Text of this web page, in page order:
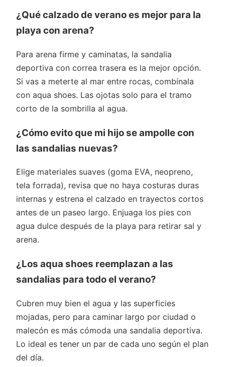
¿Qué calzado de verano es mejor para la
playa con arena?
Para arena firme y caminatas, la sandalia
deportiva con correa trasera es la mejor opción.
Si vas a meterte al mar entre rocas, combínala
con aqua shoes. Las ojotas solo para el tramo
corto de la sombrilla al agua.
¿Cómo evito que mi hijo se ampolle con
las sandalias nuevas?
Elige materiales suaves (goma EVA, neopreno,
tela forrada), revisa que no haya costuras duras
internas y estrena el calzado en trayectos cortos
antes de un paseo largo. Enjuaga los pies con
agua dulce después de la playa para retirar sal y
arena.
¿Los aqua shoes reemplazan a las
sandalias para todo el verano?
Cubren muy bien el agua y las superficies
mojadas, pero para caminar largo por ciudad o
malecón es más cómoda una sandalia deportiva.
Lo ideal es tener un par de cada uno según el plan
del día.